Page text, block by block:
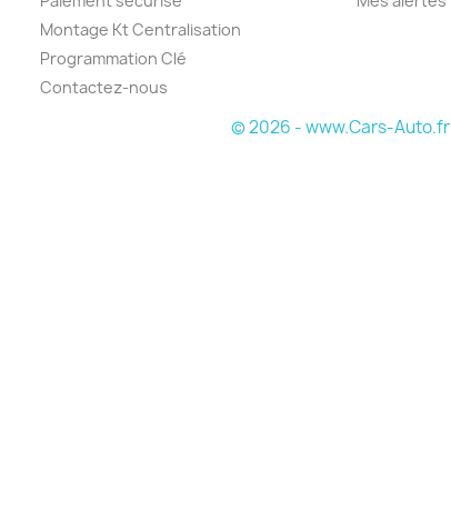
Montage Kt Centralisation
Programmation Clé
Contactez-nous
© 2026 - www.Cars-Auto.fr